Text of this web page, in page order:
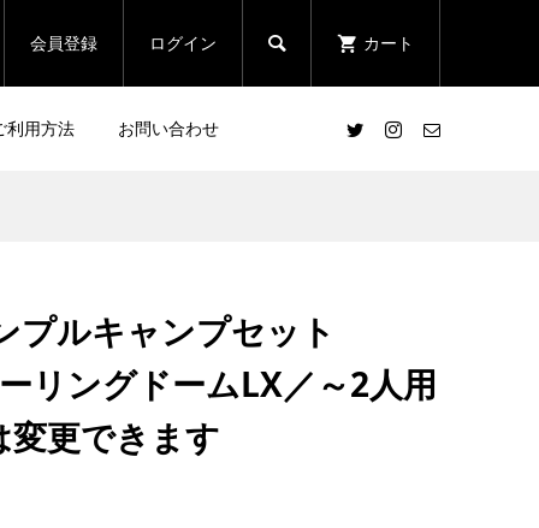
会員登録 ログイン  カート
利用方法 お問い合わせ
ルキャンプセット
リングドームLX／～2人用
更できます